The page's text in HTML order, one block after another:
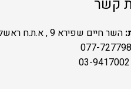
קשר
השר חיים שפירא 9 , א.ת.ח ראשל"צ
077-